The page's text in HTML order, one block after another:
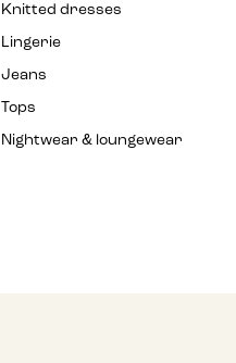
Knitted dresses
Lingerie
Jeans
Tops
Nightwear & loungewear